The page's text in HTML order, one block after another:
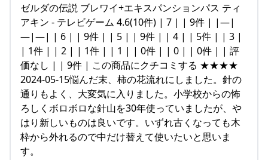
ゼルダの伝説 ブレワイ+エキスパンションパス ティ
アキン - テレビゲーム 4.6(10件) | 7 | | 9件 | |—|
—|—| | 6 | | 9件 | | 5 | | 9件 | | 4 | | 5件 | | 3 |
| 1件 | | 2 | | 1件 | | 1 | | 0件 | | 0 | | 0件 | | 評
価なし | | 9件 | この商品にクチコミする ★★★★
2024-05-15悩んだ末、柿の花流れにしました。針の
通りもよく、大変気に入りました。小学校からの怖
ろしくボロボロな針山を30年使っていましたが、や
はり新しいものは良いです。いずれ古くなっても木
枠から外れるので中だけ替えて使いたいと思いま
す。